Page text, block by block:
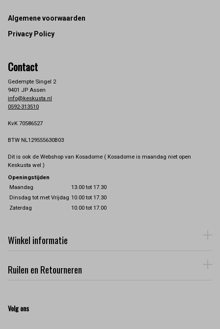
Footer
Algemene voorwaarden
Privacy Policy
Contact
Gedempte Singel 2
9401 JP Assen
info@keskusta.nl
0592-313510
KvK 70586527
BTW NL129555630B03
Dit is ook de Webshop van Kosadome ( Kosadome is maandag niet open
Keskusta wel )
Openingstijden
Maandag
13.00 tot 17.30
Dinsdag tot met Vrijdag 10.00 tot 17.30
Zaterdag
10.00 tot 17.00
Winkel informatie
Ruilen en Retourneren
Volg ons